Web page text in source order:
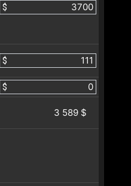
$
$
$
3 589 $